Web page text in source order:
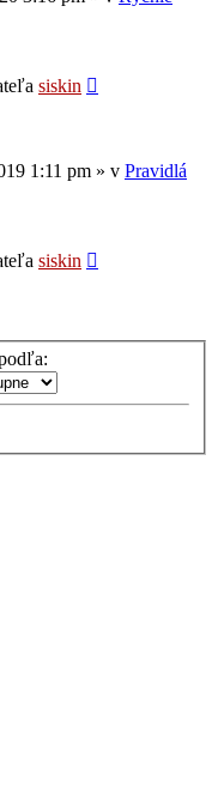
siskin
1:11 pm » v Pravidlá
siskin